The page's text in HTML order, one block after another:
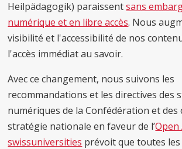
Heilpädagogik) paraissentsans
numérique et en libre accès. Nous
visibilité et l'accessibilité de nos
l'accès immédiat au savoir.
Avec ce changement, nous suivons les
recommandations et les directives des
numériques de la Confédération et des
stratégie nationale en faveur de l’Open
swissuniversities prévoit que toutes